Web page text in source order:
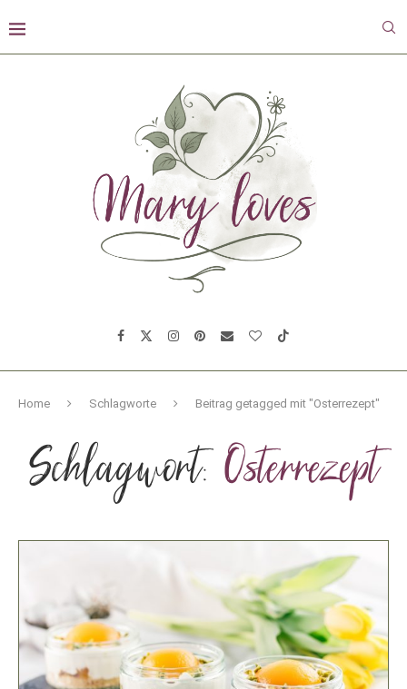
Home Schlagworte Beitrag getagged mit "Osterrezept"
Schlagwort:Osterrezept